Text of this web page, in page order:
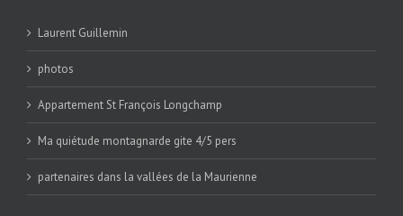
Laurent Guillemin
photos
Appartement St François Longchamp
Ma quiétude montagnarde gite 4/5 pers
partenaires dans la vallées de la Maurienne